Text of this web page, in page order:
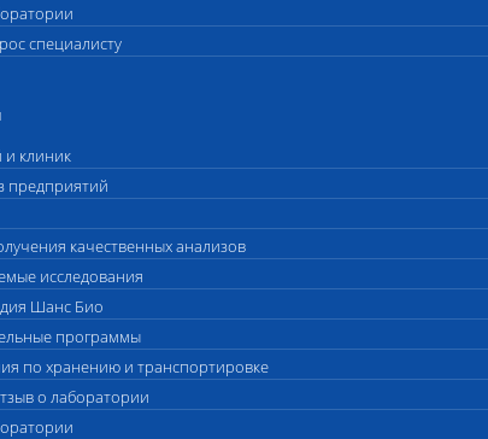
специалисту
и клиник
предприятий
качественных анализов
исследования
Шанс Био
программы
по хранению и транспортировке
о лаборатории